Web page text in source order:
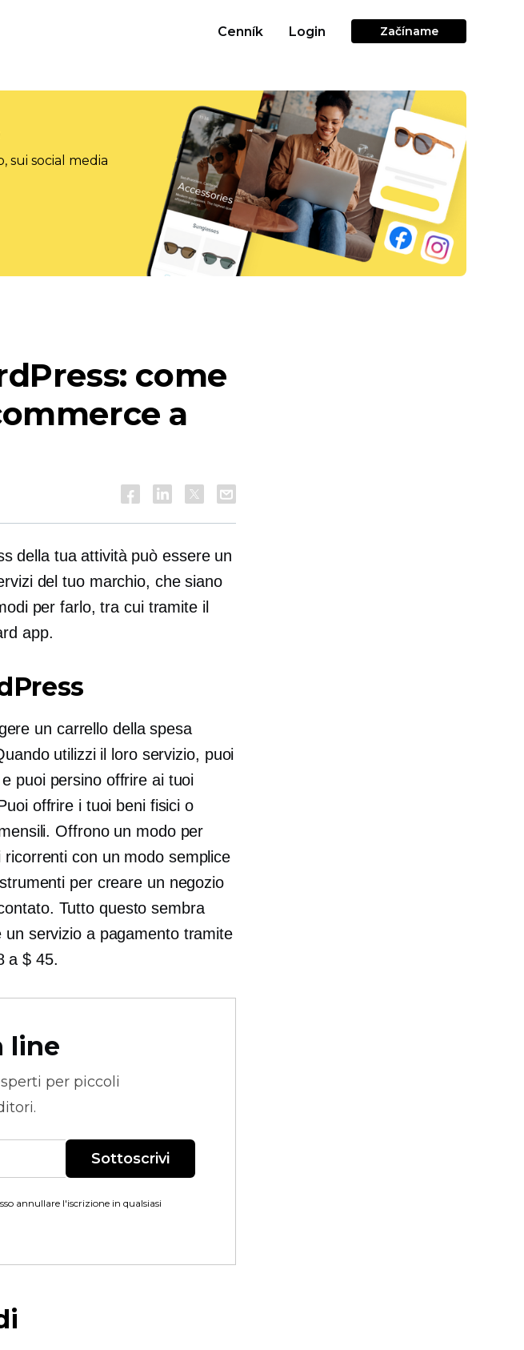
Cenník Login Začíname
sui social media
come
a
della tua attività può essere un
del tuo marchio, che siano
per farlo, tra cui tramite il
app.
un carrello della spesa
utilizzi il loro servizio, puoi
puoi persino offrire ai tuoi
offrire i tuoi beni fisici o
Offrono un modo per
con un modo semplice
per creare un negozio
Tutto questo sembra
servizio a pagamento tramite
a $ 45.
line
per piccoli
Sottoscrivi
annullare l'iscrizione in qualsiasi